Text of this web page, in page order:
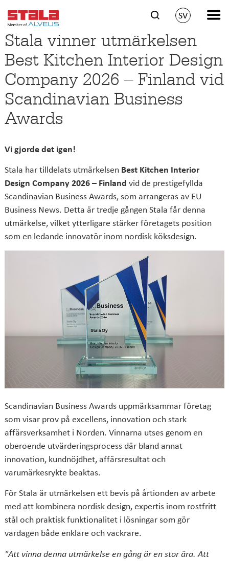
SV
Stala vinner utmärkelsen
Best Kitchen Interior Design
Company 2026 – Finland vid
Scandinavian Business
Awards
Vi gjorde det igen!
Stala har tilldelats utmärkelsen Best Kitchen Interior
Design Company 2026 – Finland vid de prestigefyllda
Scandinavian Business Awards, som arrangeras av EU
Business News. Detta är tredje gången Stala får denna
utmärkelse, vilket ytterligare stärker företagets position
som en ledande innovatör inom nordisk köksdesign.
Scandinavian Business Awards uppmärksammar företag
som visar prov på excellens, innovation och stark
affärsverksamhet i Norden. Vinnarna utses genom en
oberoende utvärderingsprocess där bland annat
innovation, kundnöjdhet, affärsresultat och
varumärkesrykte beaktas.
För Stala är utmärkelsen ett bevis på årtionden av arbete
med att kombinera nordisk design, expertis inom rostfritt
stål och praktisk funktionalitet i lösningar som gör
vardagen både enklare och vackrare.
"Att vinna denna utmärkelse en gång är en stor ära. Att